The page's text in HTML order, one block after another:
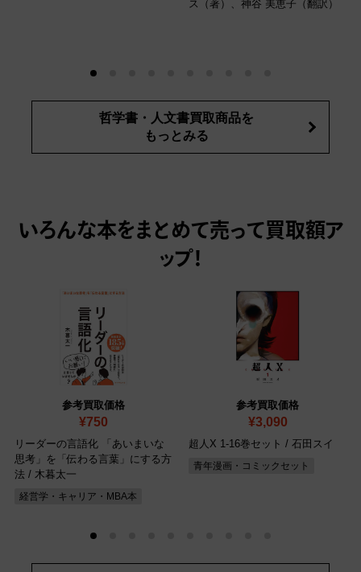
ス（著）、神谷 美恵子（翻訳）
哲学書・人文書買取商品を
もっとみる
いろんな本をまとめて売って 買取額ア
ップ！
参考買取価格
¥750
リーダーの言語化 「あいまいな
思考」を「伝わる言葉」にする方
法 / 木暮太一
経営学・キャリア・MBA本
参考買取価格
¥3,090
超人X 1-16巻セット / 石田スイ
青年漫画・コミックセット